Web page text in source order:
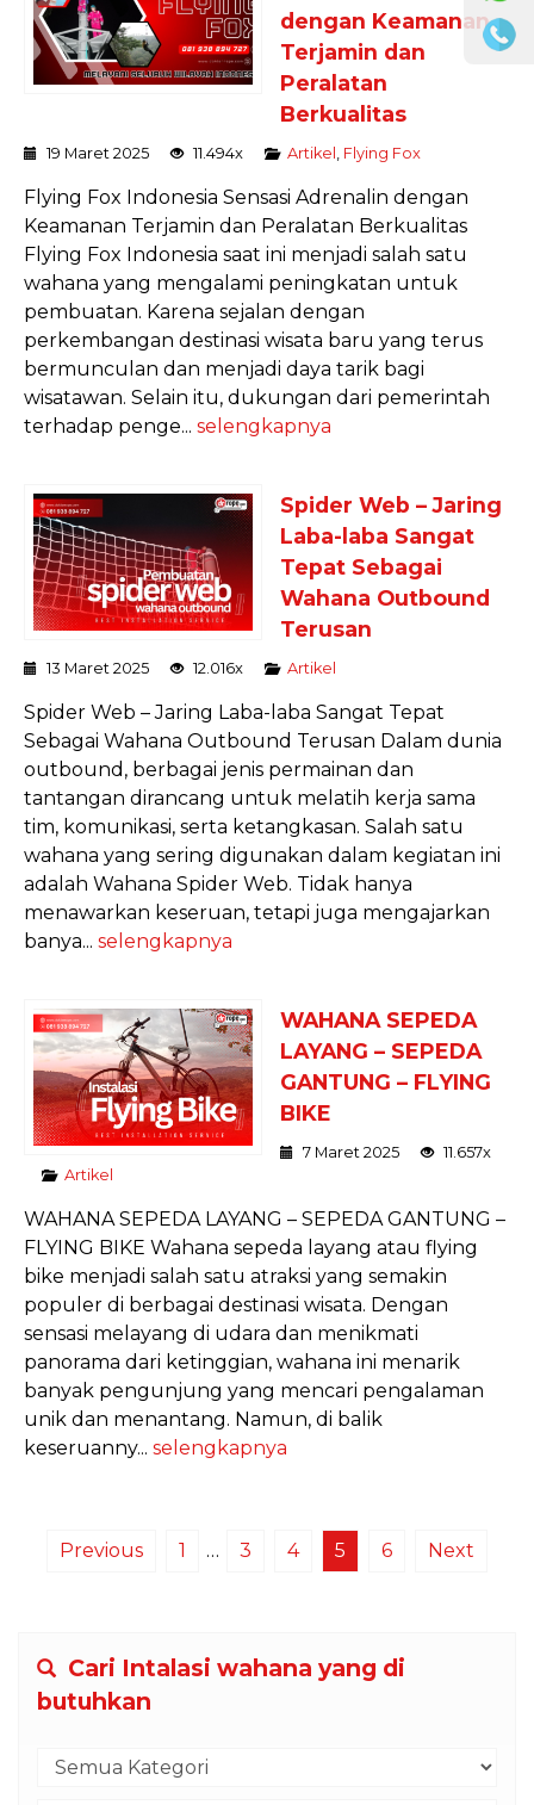
dengan Keamanan
Terjamin dan
Peralatan
Berkualitas
19 Maret 2025 11.494x Artikel Flying Fox
Flying Fox Indonesia Sensasi Adrenalin dengan
Keamanan Terjamin dan Peralatan Berkualitas
Flying Fox Indonesia saat ini menjadi salah satu
wahana yang mengalami peningkatan untuk
pembuatan. Karena sejalan dengan
perkembangan destinasi wisata baru yang terus
bermunculan dan menjadi daya tarik bagi
wisatawan. Selain itu, dukungan dari pemerintah
terhadap penge... selengkapnya
Spider Web – Jaring
Laba-laba Sangat
Tepat Sebagai
Wahana Outbound
Terusan
13 Maret 2025 12.016x Artikel
Spider Web – Jaring Laba-laba Sangat Tepat
Sebagai Wahana Outbound Terusan Dalam dunia
outbound, berbagai jenis permainan dan
tantangan dirancang untuk melatih kerja sama
tim, komunikasi, serta ketangkasan. Salah satu
wahana yang sering digunakan dalam kegiatan ini
adalah Wahana Spider Web. Tidak hanya
menawarkan keseruan, tetapi juga mengajarkan
banya... selengkapnya
WAHANA SEPEDA
LAYANG – SEPEDA
GANTUNG – FLYING
BIKE
7 Maret 2025
11.657x
Artikel
WAHANA SEPEDA LAYANG – SEPEDA GANTUNG –
FLYING BIKE Wahana sepeda layang atau flying
bike menjadi salah satu atraksi yang semakin
populer di berbagai destinasi wisata. Dengan
sensasi melayang di udara dan menikmati
panorama dari ketinggian, wahana ini menarik
banyak pengunjung yang mencari pengalaman
unik dan menantang. Namun, di balik
keseruanny... selengkapnya
Previous 1 … 3 4 5 6 Next
Cari Intalasi wahana yang di
butuhkan